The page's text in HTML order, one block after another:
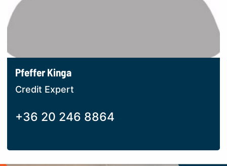
+36 20 246 8864